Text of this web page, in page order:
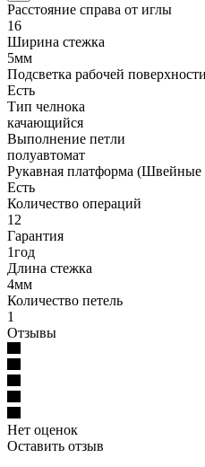
Расстояние справа от иглы
16
Ширина стежка
5мм
Подсветка рабочей поверхности
Есть
Тип челнока
качающийся
Выполнение петли
полуавтомат
Рукавная платформа
Есть
Количество операций
12
Гарантия
1год
Длина стежка
4мм
Количество петель
1
Отзывы
Нет оценок
Оставить отзыв